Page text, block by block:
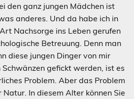
den ganz jungen Mädchen ist
anderes. Und da habe ich in
Nachsorge ins Leben gerufen
Betreuung. Denn man
diese jungen Dinger von mir
gefickt werden, ist es
Problem. Aber das Problem
Natur. In diesem Alter können Sie